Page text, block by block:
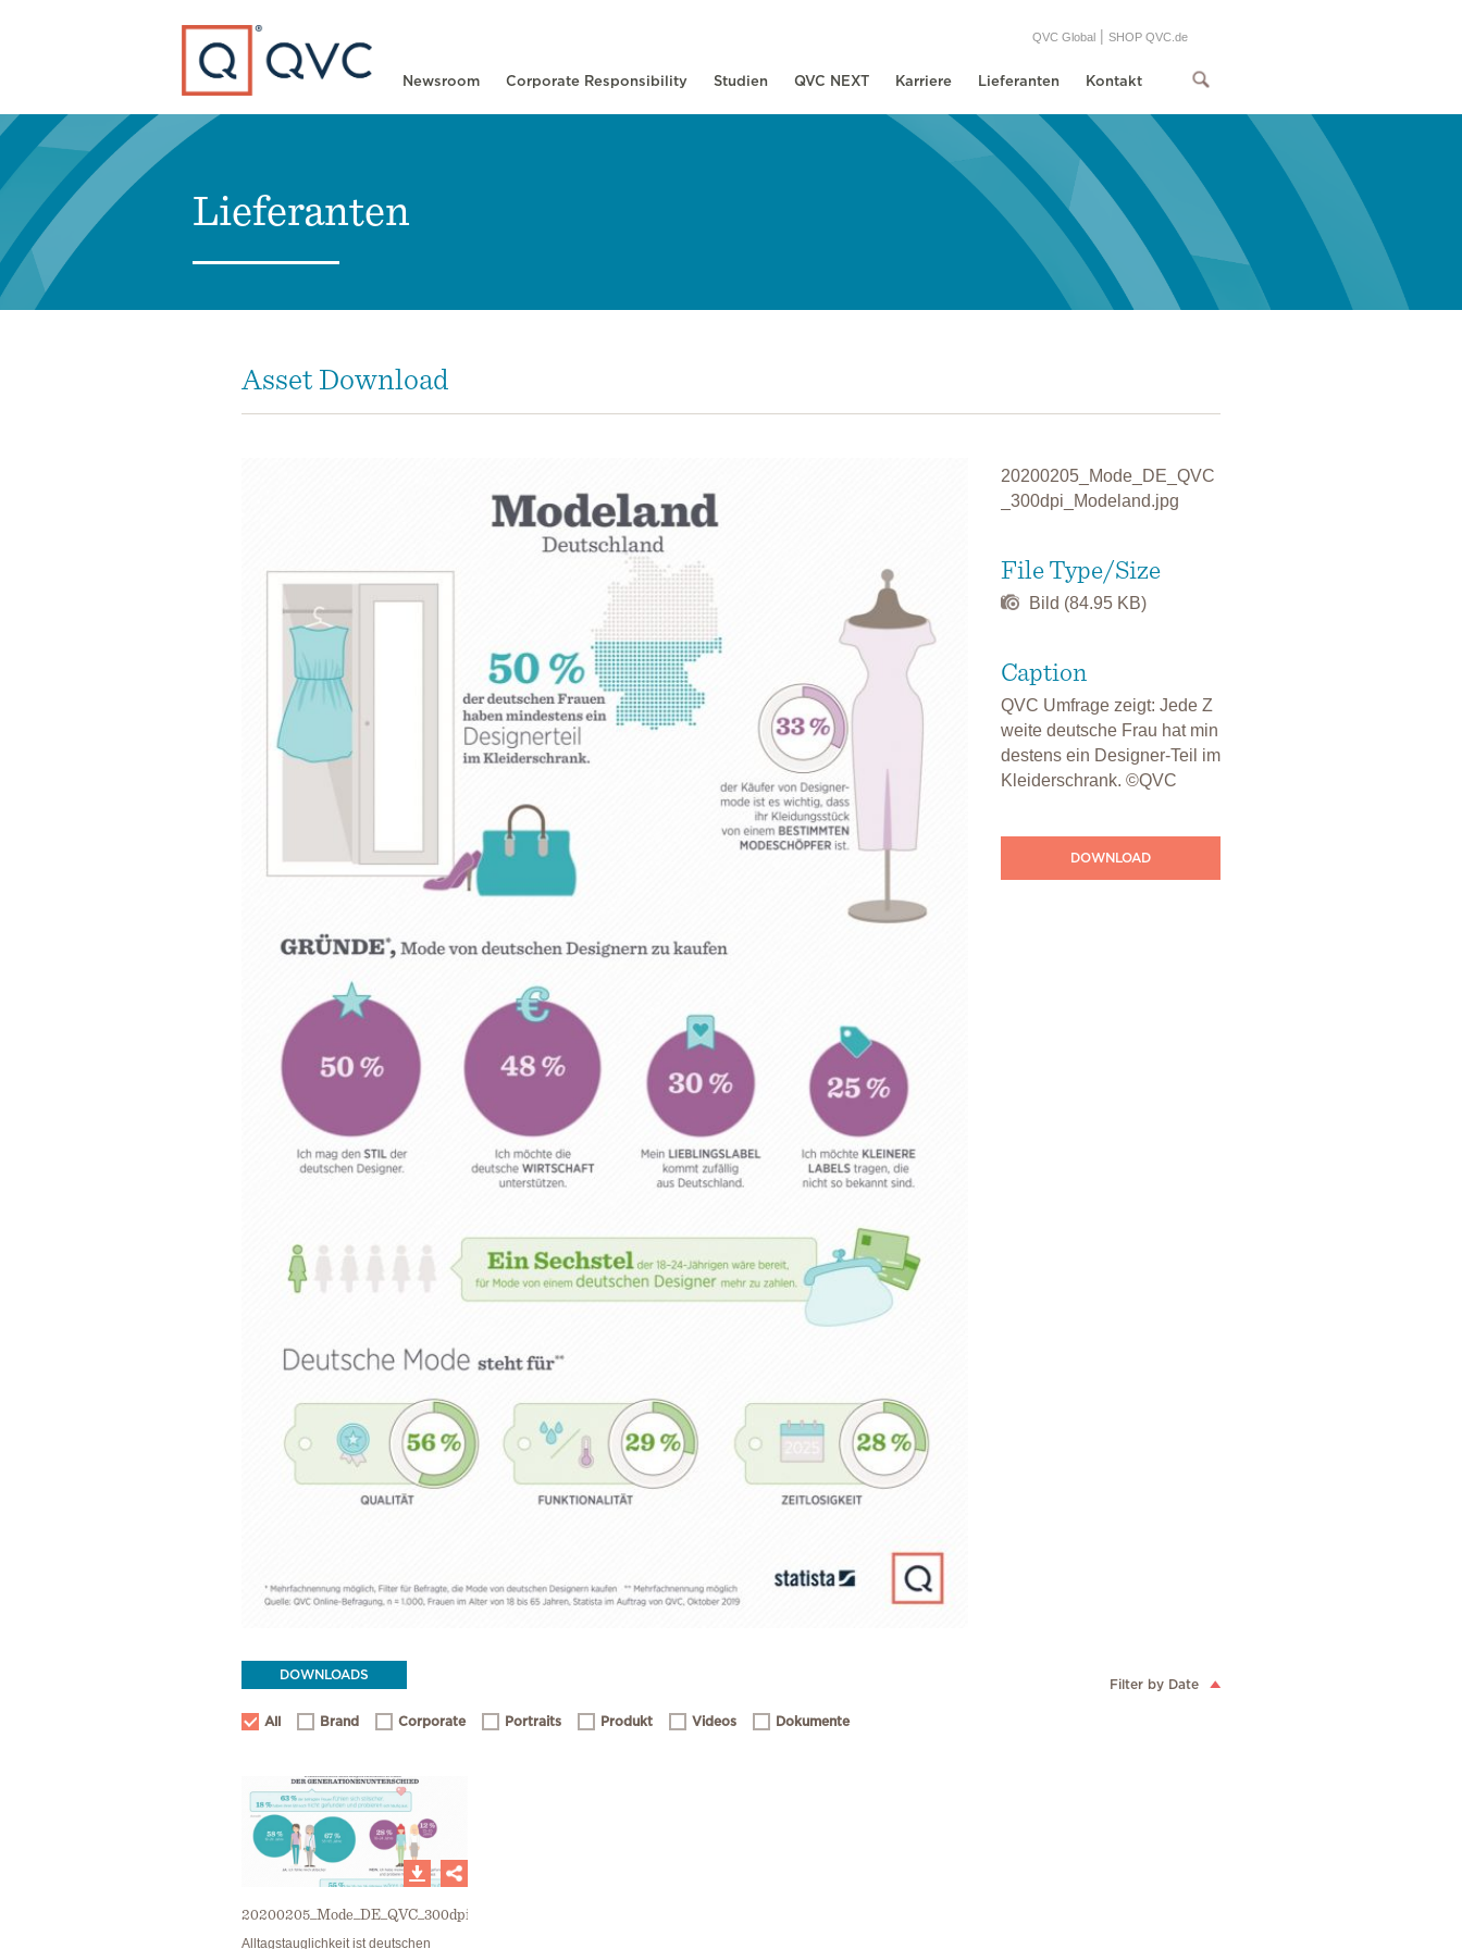
Newsroom Corporate Responsibility Studien QVC NEXT Karriere Lieferanten Kontakt
QVC Global | SHOP QVC.de
Type to search
Lieferanten
Asset Download
20200205_Mode_DE_QVC
_300dpi_Modeland.jpg
File Type/Size
Bild (84.95 KB)
Caption
QVC Umfrage zeigt: Jede Z
weite deutsche Frau hat min
destens ein Designer-Teil im
Kleiderschrank. ©QVC
DOWNLOAD
DOWNLOADS
Filter by Date
All Brand Corporate Portraits Produkt Videos Dokumente
20200205_Mode_DE_QVC_300dpi_InOut
Alltagstauglichkeit ist deutschen